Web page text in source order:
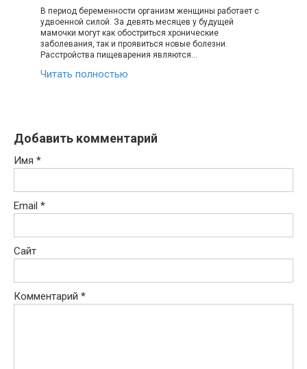
В период беременности организм женщины работает с
удвоенной силой. За девять месяцев у будущей
мамочки могут как обостриться хронические
заболевания, так и проявиться новые болезни.
Расстройства пищеварения являются…
Читать полностью
Добавить комментарий
Имя *
Email *
Сайт
Комментарий *